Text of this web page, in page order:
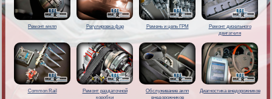
Ремонт мкпп Регулировка фар Ремень и цепь ГРМ
Ремонт дизельного
двигателя
Common Rail
Ремонт раздаточной
коробки
Обслуживание акпп
внедорожников
Диагностика внедорожников